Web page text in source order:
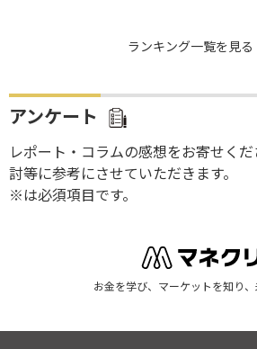
ランキング一覧を見る
アンケート
レポート・コラムの感想をお寄せく
討等に参考にさせていただきます。
※は必須項目です。
お金を学び、マーケットを知り、